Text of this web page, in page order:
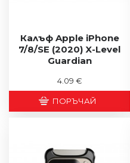
Калъф Apple iPhone
7/8/SE (2020) X-Level
Guardian
4.09 €
ПОРЪЧАЙ